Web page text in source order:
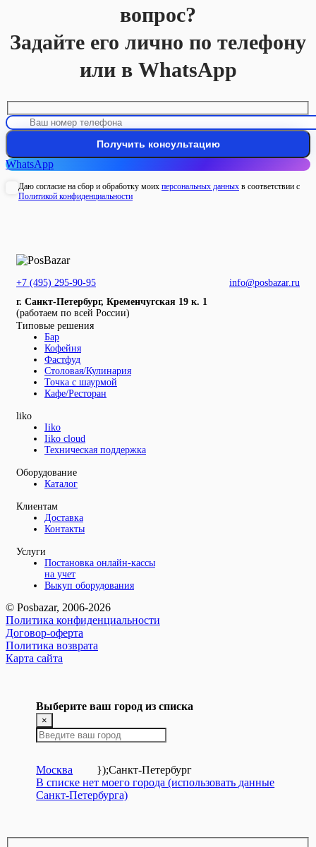
вопрос?
Задайте его лично по телефону
или в WhatsApp
WhatsApp
Даю согласие на сбор и обработку моих персональных данных в соответствии с
Политикой конфиденциальности
+7 (495) 295-90-95
info@posbazar.ru
г. Санкт-Петербург, Кременчугская 19 к. 1
(работаем по всей России)
Типовые решения
Бар
Кофейня
Фастфуд
Столовая/Кулинария
Точка с шаурмой
Кафе/Ресторан
liko
Iiko
Iiko cloud
Техническая поддержка
Оборудование
Каталог
Клиентам
Доставка
Контакты
Услуги
Постановка онлайн-кассы
на учет
Выкуп оборудования
© Posbazar, 2006-2026
Политика конфиденциальности
Договор-оферта
Политика возврата
Карта сайта
Выберите ваш город из списка
×
Москва });Санкт-Петербург
В списке нет моего города (использовать данные
Санкт-Петербурга)